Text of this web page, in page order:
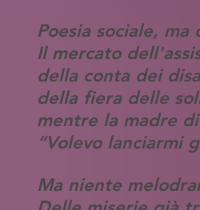
Poesia sociale, ma
Il mercato
della conta dei
della fiera delle
mentre la madre
“Volevo lanciarmi
Ma niente